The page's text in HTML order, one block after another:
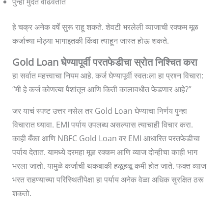
हे चक्र अनेक वर्षे सुरू राहू शकते. शेवटी भरलेली व्याजाची रक्कम मूळ
कर्जाच्या मोठ्या भागाइतकी किंवा त्याहून जास्त होऊ शकते.
Gold Loan घेण्यापूर्वी परतफेडीचा स्रोत निश्चित करा
हा सर्वात महत्त्वाचा नियम आहे. कर्ज घेण्यापूर्वी स्वतःला हा प्रश्न विचारा:
“मी हे कर्ज कोणत्या पैशांतून आणि किती कालावधीत फेडणार आहे?”
जर याचं स्पष्ट उत्तर नसेल तर Gold Loan घेण्याचा निर्णय पुन्हा
विचारात घ्यावा. EMI पर्याय उपलब्ध असल्यास त्याचाही विचार करा.
काही बँका आणि NBFC Gold Loan वर EMI आधारित परतफेडीचा
पर्याय देतात. यामध्ये दरमहा मूळ रक्कम आणि व्याज दोन्हीचा काही भाग
भरला जातो. यामुळे कर्जाची थकबाकी हळूहळू कमी होत जाते. फक्त व्याज
भरत राहण्याच्या परिस्थितीपेक्षा हा पर्याय अनेक वेळा अधिक सुरक्षित ठरू
शकतो.